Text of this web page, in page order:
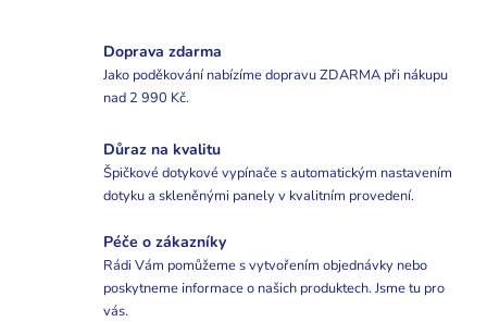
Doprava zdarma
Jako poděkování nabízíme dopravu ZDARMA při nákupu
nad 2 990 Kč.
Důraz na kvalitu
Špičkové dotykové vypínače s automatickým nastavením
dotyku a skleněnými panely v kvalitním provedení.
Péče o zákazníky
Rádi Vám pomůžeme s vytvořením objednávky nebo
poskytneme informace o našich produktech. Jsme tu pro
vás.